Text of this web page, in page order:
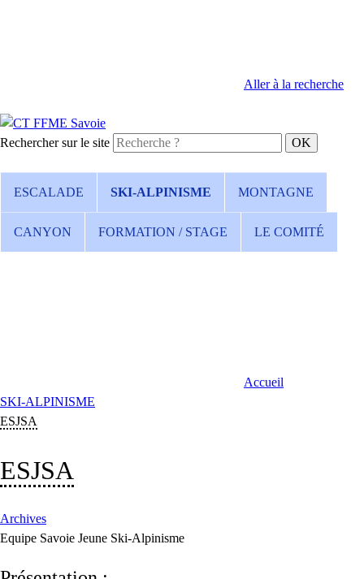
Aller à la recherche
Rechercher sur le site
ESCALADE SKI-ALPINISME MONTAGNE
CANYON FORMATION / STAGE LE COMITÉ
Accueil
SKI-ALPINISME
ESJSA
ESJSA
Archives
Equipe Savoie Jeune Ski-Alpinisme